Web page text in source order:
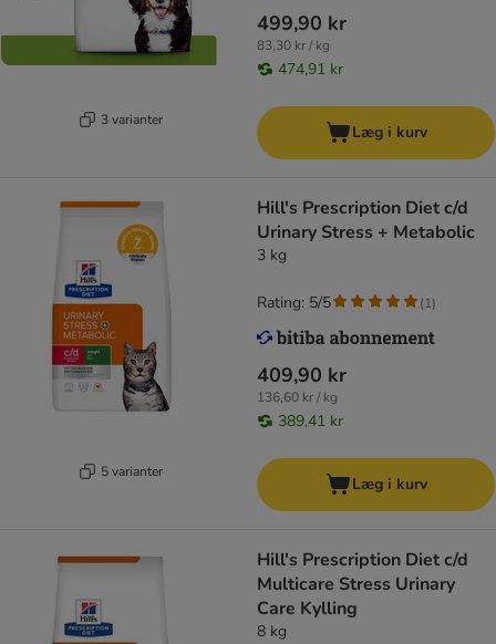
3 varianter
499,90 kr
83,30 kr / kg
474,91 kr
Læg i kurv
5 varianter
Hill's Prescription Diet c/d
Urinary Stress + Metabolic
3 kg
409,90 kr
136,60 kr / kg
389,41 kr
Rating: 5/5 (1)
Læg i kurv
Hill's Prescription Diet c/d
Multicare Stress Urinary
Care Kylling
8 kg